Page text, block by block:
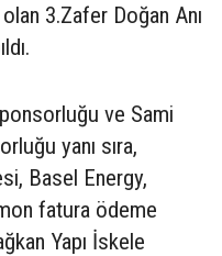
olan 3.Zafer Doğan Anı
ve Sami
yanı sıra,
Basel Energy,
fatura ödeme
Yapı İskele